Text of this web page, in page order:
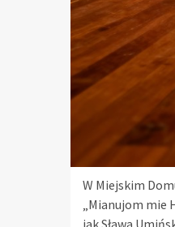
W Miejskim
„Mianujom mie